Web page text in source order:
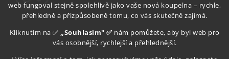
web fungoval stejně spolehlivě jako vaše nová koupelna – rychle,
přehledně a přizpůsobeně tomu, co vás skutečně zajímá.
Kliknutím na ✅ „Souhlasím" ✅ nám pomůžete, aby byl web pro
vás osobnější, rychlejší a přehlednější.